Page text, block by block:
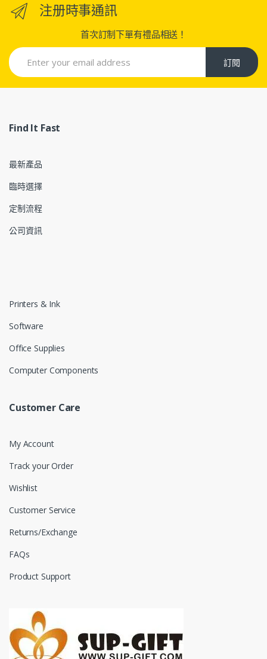
注册時事通訊
首次訂制下單有禮品相送！
訂閱
Find It Fast
最新產品
臨時選擇
定制流程
公司資訊
Printers & Ink
Software
Office Supplies
Computer Components
Customer Care
My Account
Track your Order
Wishlist
Customer Service
Returns/Exchange
FAQs
Product Support